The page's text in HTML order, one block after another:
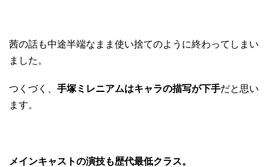
茜の話も中途半端なまま使い捨てのように終わってしまい
ました。
つくづく、 手塚ミレニアムはキャラの描写が下手だと思い
ます。
メインキャストの演技も歴代最低クラス。